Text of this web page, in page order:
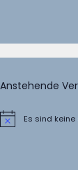
Anstehende
HinweisEs sind